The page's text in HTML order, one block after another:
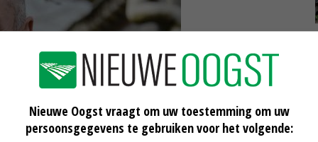
Nieuwe Oogst vraagt om uw toestemming om uw
persoonsgegevens te gebruiken voor het volgende: